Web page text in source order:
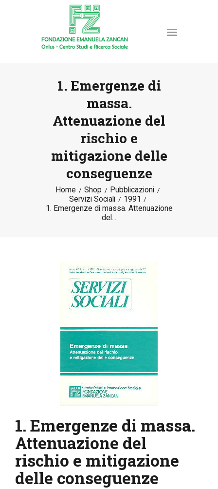
1. Emergenze di
massa.
Attenuazione del
rischio e
mitigazione delle
conseguenze
Home Shop
Pubblicazioni
Servizi Sociali
1991
1. Emergenze di massa. Attenuazione
del...
LA FONDAZIONE
ATTIVITÀ E PROGETTI
PUBBLICAZIONI
RISORSE
DONA ORA
CONTATTI
IL MIO ACCOUNT
1. Emergenze di massa.
Attenuazione del
rischio e mitigazione
delle conseguenze